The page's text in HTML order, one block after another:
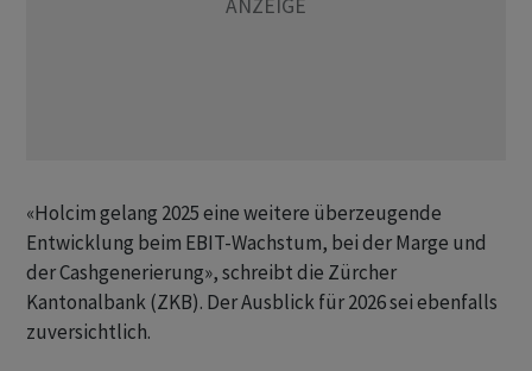
«Holcim gelang 2025 eine weitere überzeugende
Entwicklung beim EBIT-Wachstum, bei der Marge und
der Cashgenerierung», schreibt die Zürcher
Kantonalbank (ZKB). Der Ausblick für 2026 sei ebenfalls
zuversichtlich.